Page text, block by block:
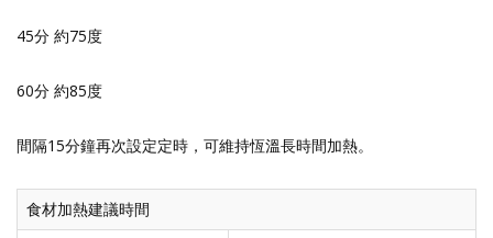
45分 約75度
60分 約85度
間隔15分鐘再次設定定時，可維持恆溫長時間加熱。
食材加熱建議時間